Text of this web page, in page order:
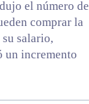
el número de
comprar la
su salario,
un incremento